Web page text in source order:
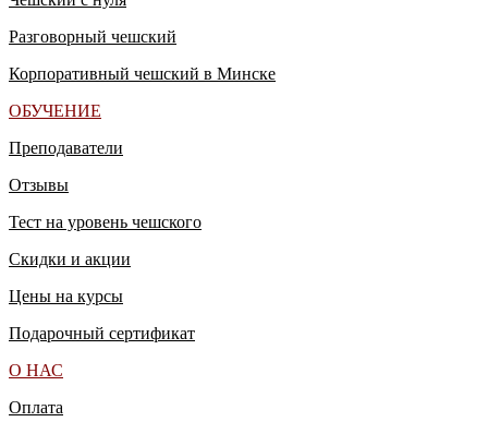
Разговорный чешский
Корпоративный чешский в Минске
ОБУЧЕНИЕ
Преподаватели
Отзывы
Тест на уровень чешского
Скидки и акции
Цены на курсы
Подарочный сертификат
О НАС
Оплата